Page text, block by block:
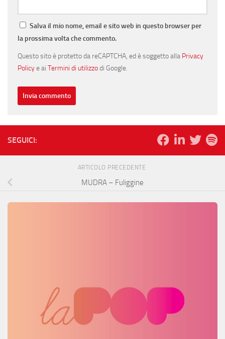
Salva il mio nome, email e sito web in questo browser per
la prossima volta che commento.
Questo sito è protetto da reCAPTCHA, ed è soggetto alla Privacy
Policye ai Termini di utilizzodi Google.
SEGUICI:
ARTICOLO PRECEDENTE
MUDRA – Fuliggine